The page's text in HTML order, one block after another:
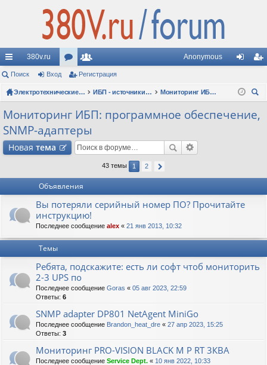
с
ы
лк
и
380v.ru
ор
ум
ол
ьз
ов
ат
ел
Anonymous
д ис
Поиск Вход Регистрация
Электротехнические форумы ИБП - источники бесперебойного питания
Мониторинг ИБП: программное обеспечение, SNMP-адаптеры
ск
Мониторинг ИБП: программное обеспечение,
SNMP-адаптеры
Новая тема
43 темы 1 2
Объявления
Вы потеряли серийный номер ПО? Прочитайте
инструкцию!
Последнее сообщение alex « 21 янв 2013, 10:32
Темы
Ребята, подскажите: есть ли софт чтоб мониторить
2-3 UPS по
Последнее сообщение Goras « 05 авг 2023, 22:59
Ответы: 6
SNMP adapter DP801 NetAgent MiniGo
Последнее сообщение Brandon_heat_dre « 27 апр 2023, 15:25
Ответы: 3
Мониторинг PRO-VISION BLACK M P RT 3КВА
Последнее сообщение Service Dept. « 10 янв 2022, 10:33